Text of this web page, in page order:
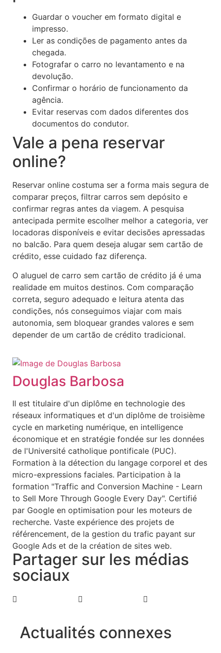
Guardar o voucher em formato digital e
impresso.
Ler as condições de pagamento antes da
chegada.
Fotografar o carro no levantamento e na
devolução.
Confirmar o horário de funcionamento da
agência.
Evitar reservas com dados diferentes dos
documentos do condutor.
Vale a pena reservar
online?
Reservar online costuma ser a forma mais segura de
comparar preços, filtrar carros sem depósito e
confirmar regras antes da viagem. A pesquisa
antecipada permite escolher melhor a categoria, ver
locadoras disponíveis e evitar decisões apressadas
no balcão. Para quem deseja alugar sem cartão de
crédito, esse cuidado faz diferença.
O aluguel de carro sem cartão de crédito já é uma
realidade em muitos destinos. Com comparação
correta, seguro adequado e leitura atenta das
condições, nós conseguimos viajar com mais
autonomia, sem bloquear grandes valores e sem
depender de um cartão de crédito tradicional.
Douglas Barbosa
Il est titulaire d'un diplôme en technologie des
réseaux informatiques et d'un diplôme de troisième
cycle en marketing numérique, en intelligence
économique et en stratégie fondée sur les données
de l'Université catholique pontificale (PUC).
Formation à la détection du langage corporel et des
micro-expressions faciales. Participation à la
formation "Traffic and Conversion Machine - Learn
to Sell More Through Google Every Day". Certifié
par Google en optimisation pour les moteurs de
recherche. Vaste expérience des projets de
référencement, de la gestion du trafic payant sur
Google Ads et de la création de sites web.
Partager sur les médias
sociaux
Actualités connexes